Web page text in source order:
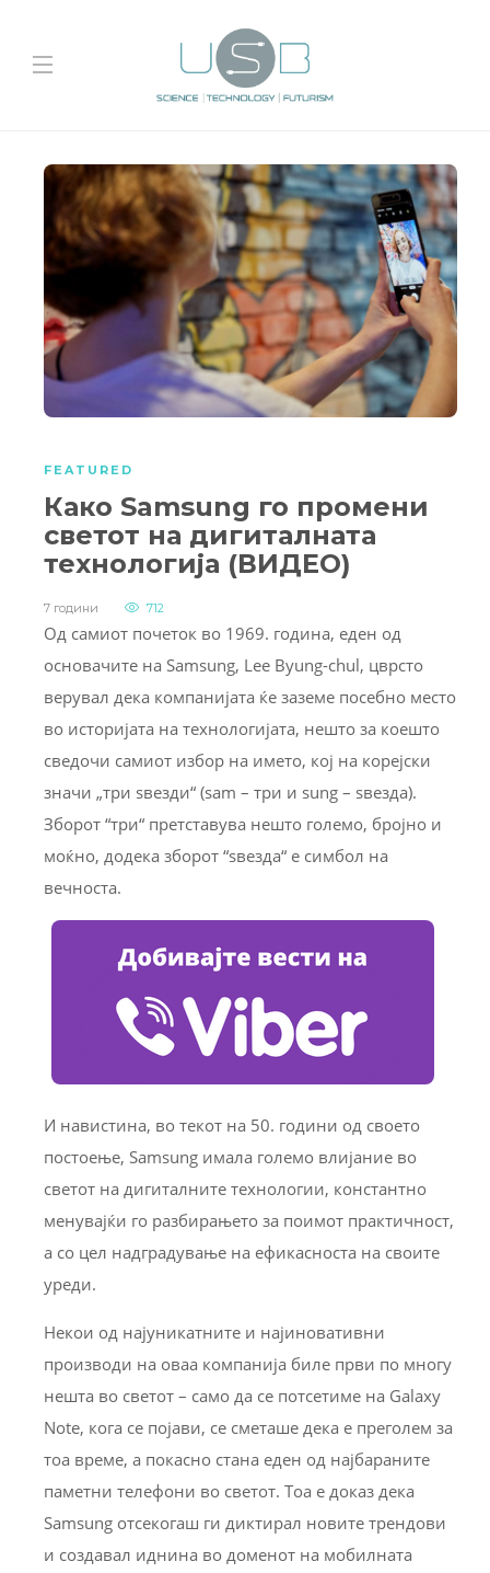
FEATURED
Како Samsung го промени
светот на дигиталната
технологија (ВИДЕО)
7 години 712
Од самиот почеток во 1969. година, еден од
основачите на Samsung, Lee Byung-chul, цврсто
верувал дека компанијата ќе заземе посебно место
во историјата на технологијата, нешто за коешто
сведочи самиот избор на името, кој на корејски
значи „три ѕвезди“ (sam – три и sung – ѕвезда).
Зборот “три“ претставува нешто големо, бројно и
моќно, додека зборот “ѕвезда“ е симбол на
вечноста.
И навистина, во текот на 50. години од своето
постоење, Samsung имала големо влијание во
светот на дигиталните технологии, константно
менувајќи го разбирањето за поимот практичност,
а со цел надградување на ефикасноста на своите
уреди.
Некои од најуникатните и најиновативни
производи на оваа компанија биле први по многу
нешта во светот – само да се потсетиме на Galaxy
Note, кога се појави, се сметаше дека е преголем за
тоа време, а покасно стана еден од најбараните
паметни телефони во светот. Тоа е доказ дека
Samsung отсекогаш ги диктирал новите трендови
и создавал иднина во доменот на мобилната